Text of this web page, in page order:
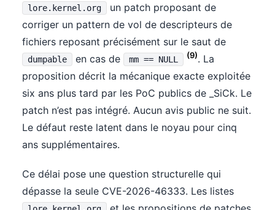
lore.kernel.org
un patch proposant de
corriger un pattern de vol de descripteurs de
fichiers reposant précisément sur le saut de
dumpable en cas de mm == NULL (9). La
proposition décrit la mécanique exacte exploitée
six ans plus tard par les PoC publics de _SiCk. Le
patch n’est pas intégré. Aucun avis public ne suit.
Le défaut reste latent dans le noyau pour cinq
ans supplémentaires.
Ce délai pose une question structurelle qui
dépasse la seule CVE-2026-46333. Les listes